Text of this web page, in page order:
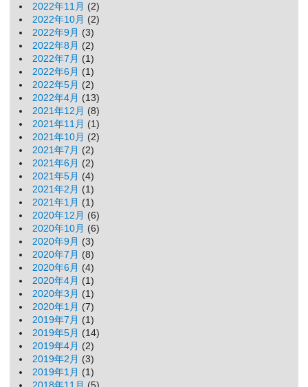
2022年11月 (2)
2022年10月 (2)
2022年9月 (3)
2022年8月 (2)
2022年7月 (1)
2022年6月 (1)
2022年5月 (2)
2022年4月 (13)
2021年12月 (8)
2021年11月 (1)
2021年10月 (2)
2021年7月 (2)
2021年6月 (2)
2021年5月 (4)
2021年2月 (1)
2021年1月 (1)
2020年12月 (6)
2020年10月 (6)
2020年9月 (3)
2020年7月 (8)
2020年6月 (4)
2020年4月 (1)
2020年3月 (1)
2020年1月 (7)
2019年7月 (1)
2019年5月 (14)
2019年4月 (2)
2019年2月 (3)
2019年1月 (1)